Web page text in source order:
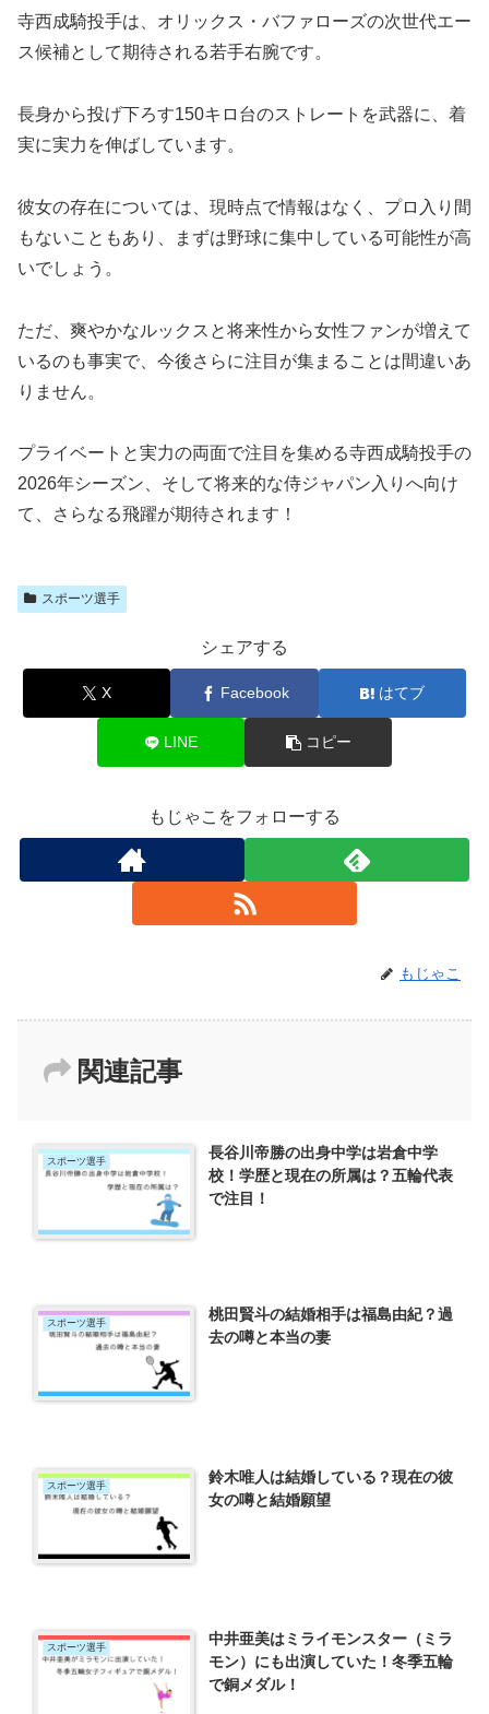
寺西成騎投手は、オリックス・バファローズの次世代エー
ス候補として期待される若手右腕です。
長身から投げ下ろす150キロ台のストレートを武器に、着
実に実力を伸ばしています。
彼女の存在については、現時点で情報はなく、プロ入り間
もないこともあり、まずは野球に集中している可能性が高
いでしょう。
ただ、爽やかなルックスと将来性から女性ファンが増えて
いるのも事実で、今後さらに注目が集まることは間違いあ
りません。
プライベートと実力の両面で注目を集める寺西成騎投手の
2026年シーズン、そして将来的な侍ジャパン入りへ向け
て、さらなる飛躍が期待されます！
スポーツ選手
シェアする
X Facebook はてブ
LINE コピー
もじゃこをフォローする
もじゃこ
関連記事
スポーツ選手
長谷川帝勝の出身中学は岩倉中学
校！学歴と現在の所属は？五輪代表
で注目！
スポーツ選手
桃田賢斗の結婚相手は福島由紀？過
去の噂と本当の妻
スポーツ選手
鈴木唯人は結婚している？現在の彼
女の噂と結婚願望
スポーツ選手
中井亜美はミライモンスター（ミラ
モン）にも出演していた！冬季五輪
で銅メダル！